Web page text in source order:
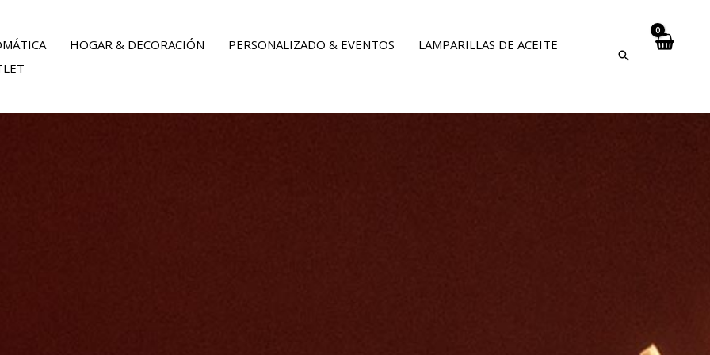
HOGAR & DECORACIÓN PERSONALIZADO & EVENTOS
LAMPARILLAS DE ACEITE